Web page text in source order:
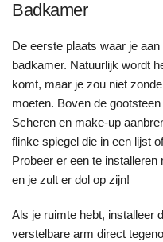
Badkamer
De eerste plaats waar je
badkamer. Natuurlijk wordt
komt, maar je zou niet
moeten. Boven de
Scheren en make-up
flinke spiegel die in een lijst
Probeer er een te
en je zult er dol op zijn!
Als je ruimte hebt, installeer
verstelbare arm direct